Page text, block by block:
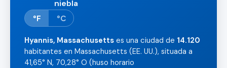
niebla
°F °C
Hyannis, Massachusetts es una ciudad de 14.120
habitantes en Massachusetts (EE. UU.), situada a
41,65° N, 70,28° O (huso horario